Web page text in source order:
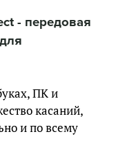
- передовая
ПК и
касаний,
и по всему